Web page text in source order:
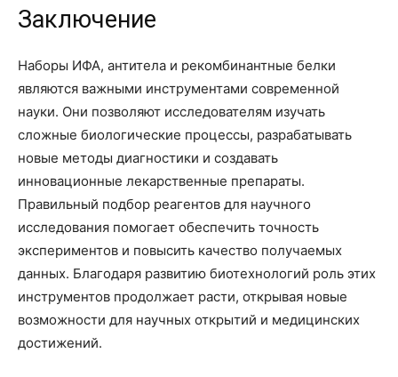
Заключение
Наборы ИФА, антитела и рекомбинантные белки
являются важными инструментами современной
науки. Они позволяют исследователям изучать
сложные биологические процессы, разрабатывать
новые методы диагностики и создавать
инновационные лекарственные препараты.
Правильный подбор реагентов для научного
исследования помогает обеспечить точность
экспериментов и повысить качество получаемых
данных. Благодаря развитию биотехнологий роль этих
инструментов продолжает расти, открывая новые
возможности для научных открытий и медицинских
достижений.